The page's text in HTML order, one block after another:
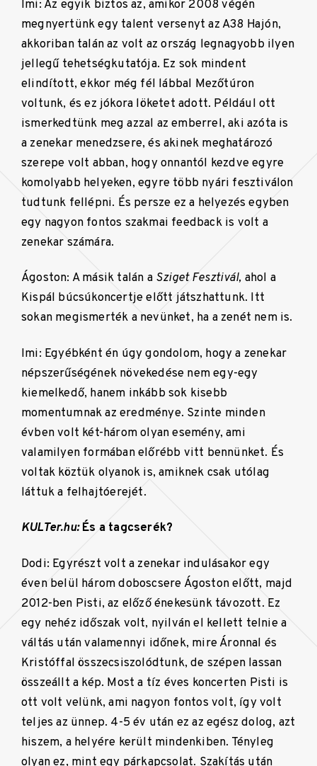
Imi: Az egyik biztos az, amikor 2008 végén
megnyertünk egy talent versenyt az A38 Hajón,
akkoriban talán az volt az ország legnagyobb ilyen
jellegű tehetségkutatója. Ez sok mindent
elindított, ekkor még fél lábbal Mezőtúron
voltunk, és ez jókora löketet adott. Például ott
ismerkedtünk meg azzal az emberrel, aki azóta is
a zenekar menedzsere, és akinek meghatározó
szerepe volt abban, hogy onnantól kezdve egyre
komolyabb helyeken, egyre több nyári fesztiválon
tudtunk fellépni. És persze ez a helyezés egyben
egy nagyon fontos szakmai feedback is volt a
zenekar számára.
Ágoston: A másik talán aSziget Fesztivál, ahol a
Kispál búcsúkoncertje előtt játszhattunk. Itt
sokan megismerték a nevünket, ha a zenét nem is.
Imi: Egyébként én úgy gondolom, hogy a zenekar
népszerűségének növekedése nem egy-egy
kiemelkedő, hanem inkább sok kisebb
momentumnak az eredménye. Szinte minden
évben volt két-három olyan esemény, ami
valamilyen formában előrébb vitt bennünket. És
voltak köztük olyanok is, amiknek csak utólag
láttuk a felhajtóerejét.
KULTer.hu:És a tagcserék?
Dodi: Egyrészt volt a zenekar indulásakor egy
éven belül három doboscsere Ágoston előtt, majd
2012-ben Pisti, az előző énekesünk távozott. Ez
egy nehéz időszak volt, nyilván el kellett telnie a
váltás után valamennyi időnek, mire Áronnal és
Kristóffal összecsiszolódtunk, de szépen lassan
összeállt a kép. Most a tíz éves koncerten Pisti is
ott volt velünk, ami nagyon fontos volt, így volt
teljes az ünnep. 4-5 év után ez az egész dolog, azt
hiszem, a helyére került mindenkiben. Tényleg
olyan ez, mint egy párkapcsolat. Szakítás után